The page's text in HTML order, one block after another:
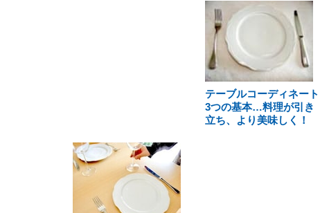
テーブルコーディネート
3つの基本…料理が引き
立ち、より美味しく！